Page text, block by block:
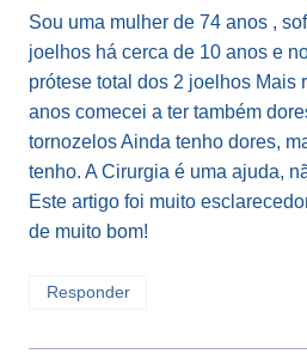
Sou uma mulher de 74 anos ,
joelhos há cerca de 10 anos e
prótese total dos 2 joelhos Mais
anos comecei a ter também
tornozelos Ainda tenho dores,
tenho. A Cirurgia é uma ajuda,
Este artigo foi muito
de muito bom!
Responder